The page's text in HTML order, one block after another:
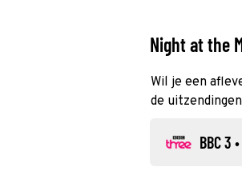
Night at the
Wil je een
de
BBC 3 •